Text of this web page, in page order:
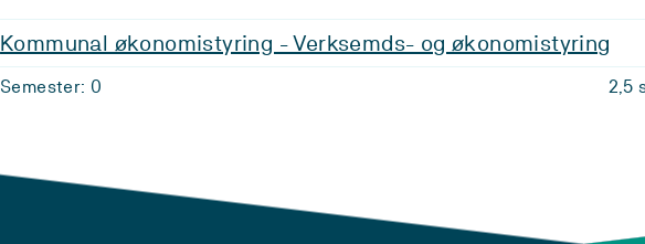
Kommunal økonomistyring - Verksemds- og økonomistyring
Semester: 0 2,5